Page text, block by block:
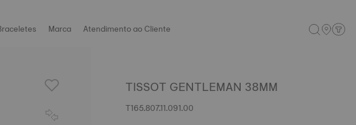
Marca Atendimento ao Cliente
TISSOT GENTLEMAN 38MM
T165.807.11.091.00